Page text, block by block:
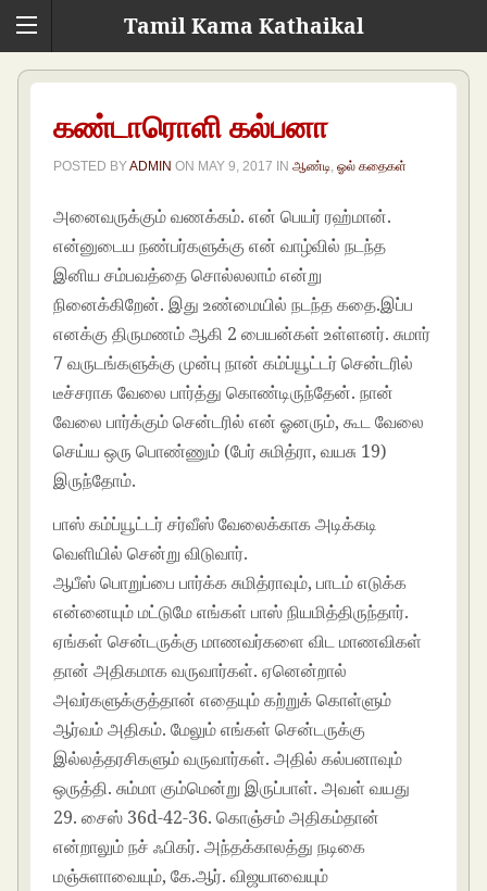
Tamil Kama Kathaikal
கண்டாரொளி கல்பனா
POSTED BYADMIN ON MAY 9, 2017 INஆண்டி ,ஓல் கதைகள்
அனைவருக்கும் வணக்கம். என் பெயர் ரஹ்மான்.
என்னுடைய நண்பர்களுக்கு என் வாழ்வில் நடந்த
இனிய சம்பவத்தை சொல்லலாம் என்று
நினைக்கிறேன். இது உண்மையில் நடந்த கதை.இப்ப
எனக்கு திருமணம் ஆகி 2 பையன்கள் உள்ளனர். சுமார்
7 வருடங்களுக்கு முன்பு நான் கம்ப்யூட்டர் சென்டரில்
டீச்சராக வேலை பார்த்து கொண்டிருந்தேன். நான்
வேலை பார்க்கும் சென்டரில் என் ஓனரும், கூட வேலை
செய்ய ஒரு பொண்ணும் (பேர் சுமித்ரா, வயசு 19)
இருந்தோம்.
பாஸ் கம்ப்யூட்டர் சர்வீஸ் வேலைக்காக அடிக்கடி
வெளியில் சென்று விடுவார்.
ஆபீஸ் பொறுப்பை பார்க்க சுமித்ராவும், பாடம் எடுக்க
என்னையும் மட்டுமே எங்கள் பாஸ் நியமித்திருந்தார்.
ஏங்கள் சென்டருக்கு மாணவர்களை விட மாணவிகள்
தான் அதிகமாக வருவார்கள். ஏனென்றால்
அவர்களுக்குத்தான் எதையும் கற்றுக் கொள்ளும்
ஆர்வம் அதிகம். மேலும் எங்கள் சென்டருக்கு
இல்லத்தரசிகளும் வருவார்கள். அதில் கல்பனாவும்
ஒருத்தி. சும்மா கும்மென்று இருப்பாள். அவள் வயது
29. சைஸ் 36d-42-36. கொஞ்சம் அதிகம்தான்
என்றாலும் நச் ஃபிகர். அந்தக்காலத்து நடிகை
மஞ்சுளாவையும், கே.ஆர். விஜயாவையும்